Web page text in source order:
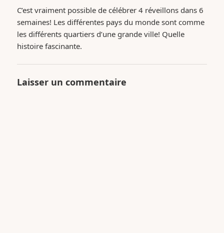
C’est vraiment possible de célébrer 4 réveillons dans 6
semaines! Les différentes pays du monde sont comme
les différents quartiers d’une grande ville! Quelle
histoire fascinante.
Laisser un commentaire